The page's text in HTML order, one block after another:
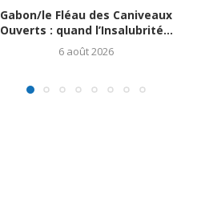
Gabon/le Fléau des Caniveaux
Ouverts : quand l’Insalubrité...
6 août 2026